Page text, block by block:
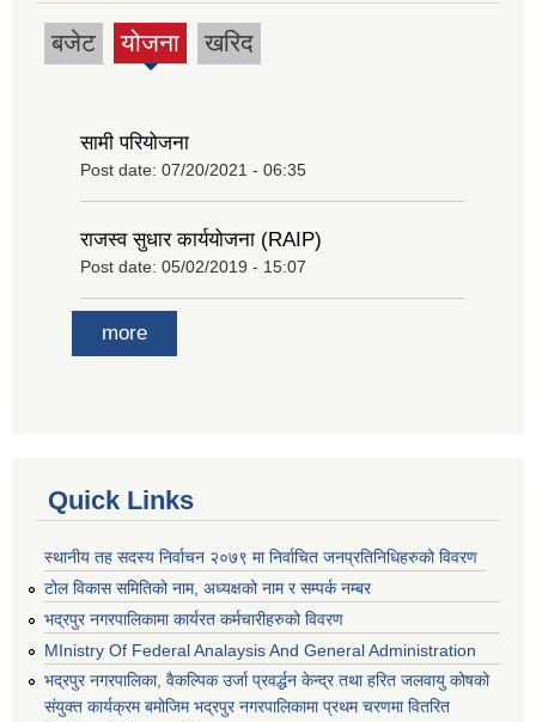
बजेट योजना
(active
खरिद
सामी परियोजना
Post date: 07/20/2021 - 06:35
राजस्व सुधार कार्ययोजना (RAIP)
Post date: 05/02/2019 - 15:07
more
Quick Links
स्थानीय तह सदस्य निर्वाचन २०७९ मा निर्वाचित जनप्रतिनिधिहरुको विवरण
टोल विकास समितिको नाम, अध्यक्षको नाम र सम्पर्क नम्बर
भद्रपुर नगरपालिकामा कार्यरत कर्मचारीहरुको विवरण
MInistry Of Federal Analaysis And General Administration
भद्रपुर नगरपालिका, वैकल्पिक उर्जा प्रवर्द्धन केन्द्र तथा हरित जलवायु कोषको
संयुक्त कार्यक्रम बमोजिम भद्रपुर नगरपालिकामा प्रथम चरणमा वितरित